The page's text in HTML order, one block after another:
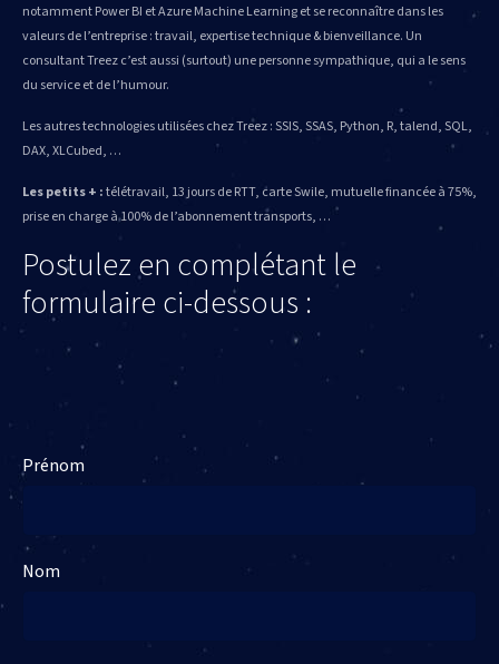
notamment Power BI et Azure Machine Learning et se reconnaître dans les
valeurs de l’entreprise : travail, expertise technique & bienveillance. Un
consultant Treez c’est aussi (surtout) une personne sympathique, qui a le sens
du service et de l’humour.
Les autres technologies utilisées chez Treez : SSIS, SSAS, Python, R, talend, SQL,
DAX, XLCubed, …
Les petits + :télétravail, 13 jours de RTT, carte Swile, mutuelle financée à 75%,
prise en charge à 100% de l’abonnement transports, …
Postulez en complétant le
formulaire ci-dessous :
Prénom
Nom